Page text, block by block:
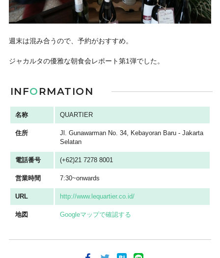
週末は混み合うので、予約がおすすめ。
ジャカルタの優雅な朝食会レポート第1弾でした。
INFO RMATION
名称 QUARTIER
住所
Jl. Gunawarman No. 34, Kebayoran Baru - Jakarta
Selatan
電話番号 (+62)21 7278 8001
営業時間 7:30~onwards
URL http://www.lequartier.co.id/
地図 Googleマップで確認する